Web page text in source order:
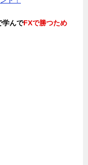
学んでFXで勝つため